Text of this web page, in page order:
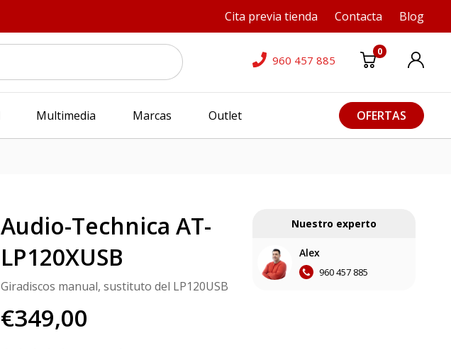
Cita previa tienda Contacta Blog
960 457 885
0
Multimedia Marcas Outlet OFERTAS
Audio-Technica AT-
LP120XUSB
Giradiscos manual, sustituto del LP120USB
€349,00
Nuestro experto
Alex
960 457 885